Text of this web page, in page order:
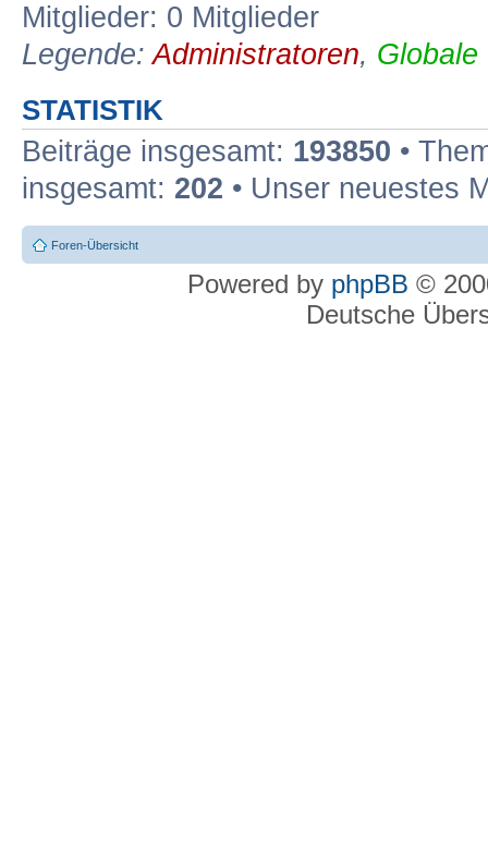
Mitglieder: 0 Mitglieder
Legende:Administratoren, Globale
STATISTIK
Beiträge insgesamt: 193850 •
insgesamt: 202 • Unser neuestes
Foren-Übersicht
Powered by phpBB ©
Deutsche